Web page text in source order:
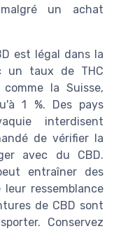
malgré un achat
est légal dans la
un taux de THC
la Suisse,
1 %. Des pays
interdisent
de vérifier la
avec du CBD.
entraîner des
ressemblance
de CBD sont
Conservez